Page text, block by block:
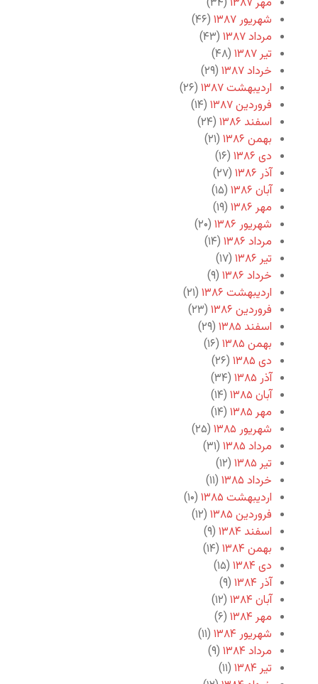
شهریور ۱۳۸۷
(۴۶)
مرداد ۱۳۸۷
(۴۳)
تیر ۱۳۸۷
(۴۸)
خرداد ۱۳۸۷
(۲۹)
اردیبهشت ۱۳۸۷
(۲۶)
فروردین ۱۳۸۷
(۱۴)
اسفند ۱۳۸۶
(۲۴)
بهمن ۱۳۸۶
(۲۱)
دی ۱۳۸۶
(۱۶)
آذر ۱۳۸۶
(۲۷)
آبان ۱۳۸۶
(۱۵)
مهر ۱۳۸۶
(۱۹)
شهریور ۱۳۸۶
(۲۰)
مرداد ۱۳۸۶
(۱۴)
تیر ۱۳۸۶
(۱۷)
خرداد ۱۳۸۶
(۹)
اردیبهشت ۱۳۸۶
(۲۱)
فروردین ۱۳۸۶
(۲۳)
اسفند ۱۳۸۵
(۲۹)
بهمن ۱۳۸۵
(۱۶)
دی ۱۳۸۵
(۲۶)
آذر ۱۳۸۵
(۳۴)
آبان ۱۳۸۵
(۱۴)
مهر ۱۳۸۵
(۱۴)
شهریور ۱۳۸۵
(۲۵)
مرداد ۱۳۸۵
(۳۱)
تیر ۱۳۸۵
(۱۲)
خرداد ۱۳۸۵
(۱۱)
اردیبهشت ۱۳۸۵
(۱۰)
فروردین ۱۳۸۵
(۱۲)
اسفند ۱۳۸۴
(۹)
بهمن ۱۳۸۴
(۱۴)
دی ۱۳۸۴
(۱۵)
آذر ۱۳۸۴
(۹)
آبان ۱۳۸۴
(۱۲)
مهر ۱۳۸۴
(۶)
شهریور ۱۳۸۴
(۱۱)
مرداد ۱۳۸۴
(۹)
تیر ۱۳۸۴
(۱۱)